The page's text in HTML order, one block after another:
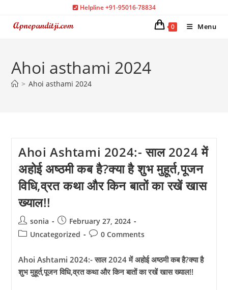
content
Helpline +91-95016-78834
0 Menu
Ahoi asthami 2024
> Ahoi asthami 2024
Ahoi Ashtami 2024:- साल 2024 में
अहोई अष्ठमी कब है?क्या है शुभ मुहूर्त,पूजन
विधि,व्रत कथा और किन बातों का रखें खास
ख्याल!!
Post
author:
sonia
Post
published:
February 27, 2024
PostUncategorized
Post0 Comments
Ahoi Ashtami 2024:- साल 2024 में अहोई अष्ठमी कब है?क्या है
शुभ मुहूर्त,पूजन विधि,व्रत कथा और किन बातों का रखें खास ख्याल!!